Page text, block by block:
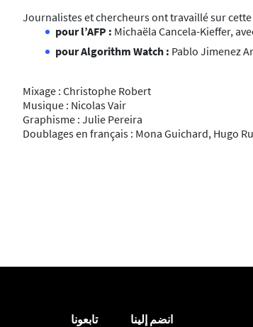
Journalistes et chercheurs ont travaillé sur
pour l’AFP : Michaëla Cancela-Kieffer,
pour Algorithm Watch : Pablo Jimenez
Mixage : Christophe Robert
Musique : Nicolas Vair
Graphisme : Julie Pereira
Doublages en français : Mona Guichard, Hugo
انضم إلينا تابعونا